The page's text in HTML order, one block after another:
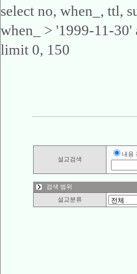
select no, when_, ttl,
when_ > '1999-11-
limit 0, 150
설교검색
내용
검색 범위
설교분류